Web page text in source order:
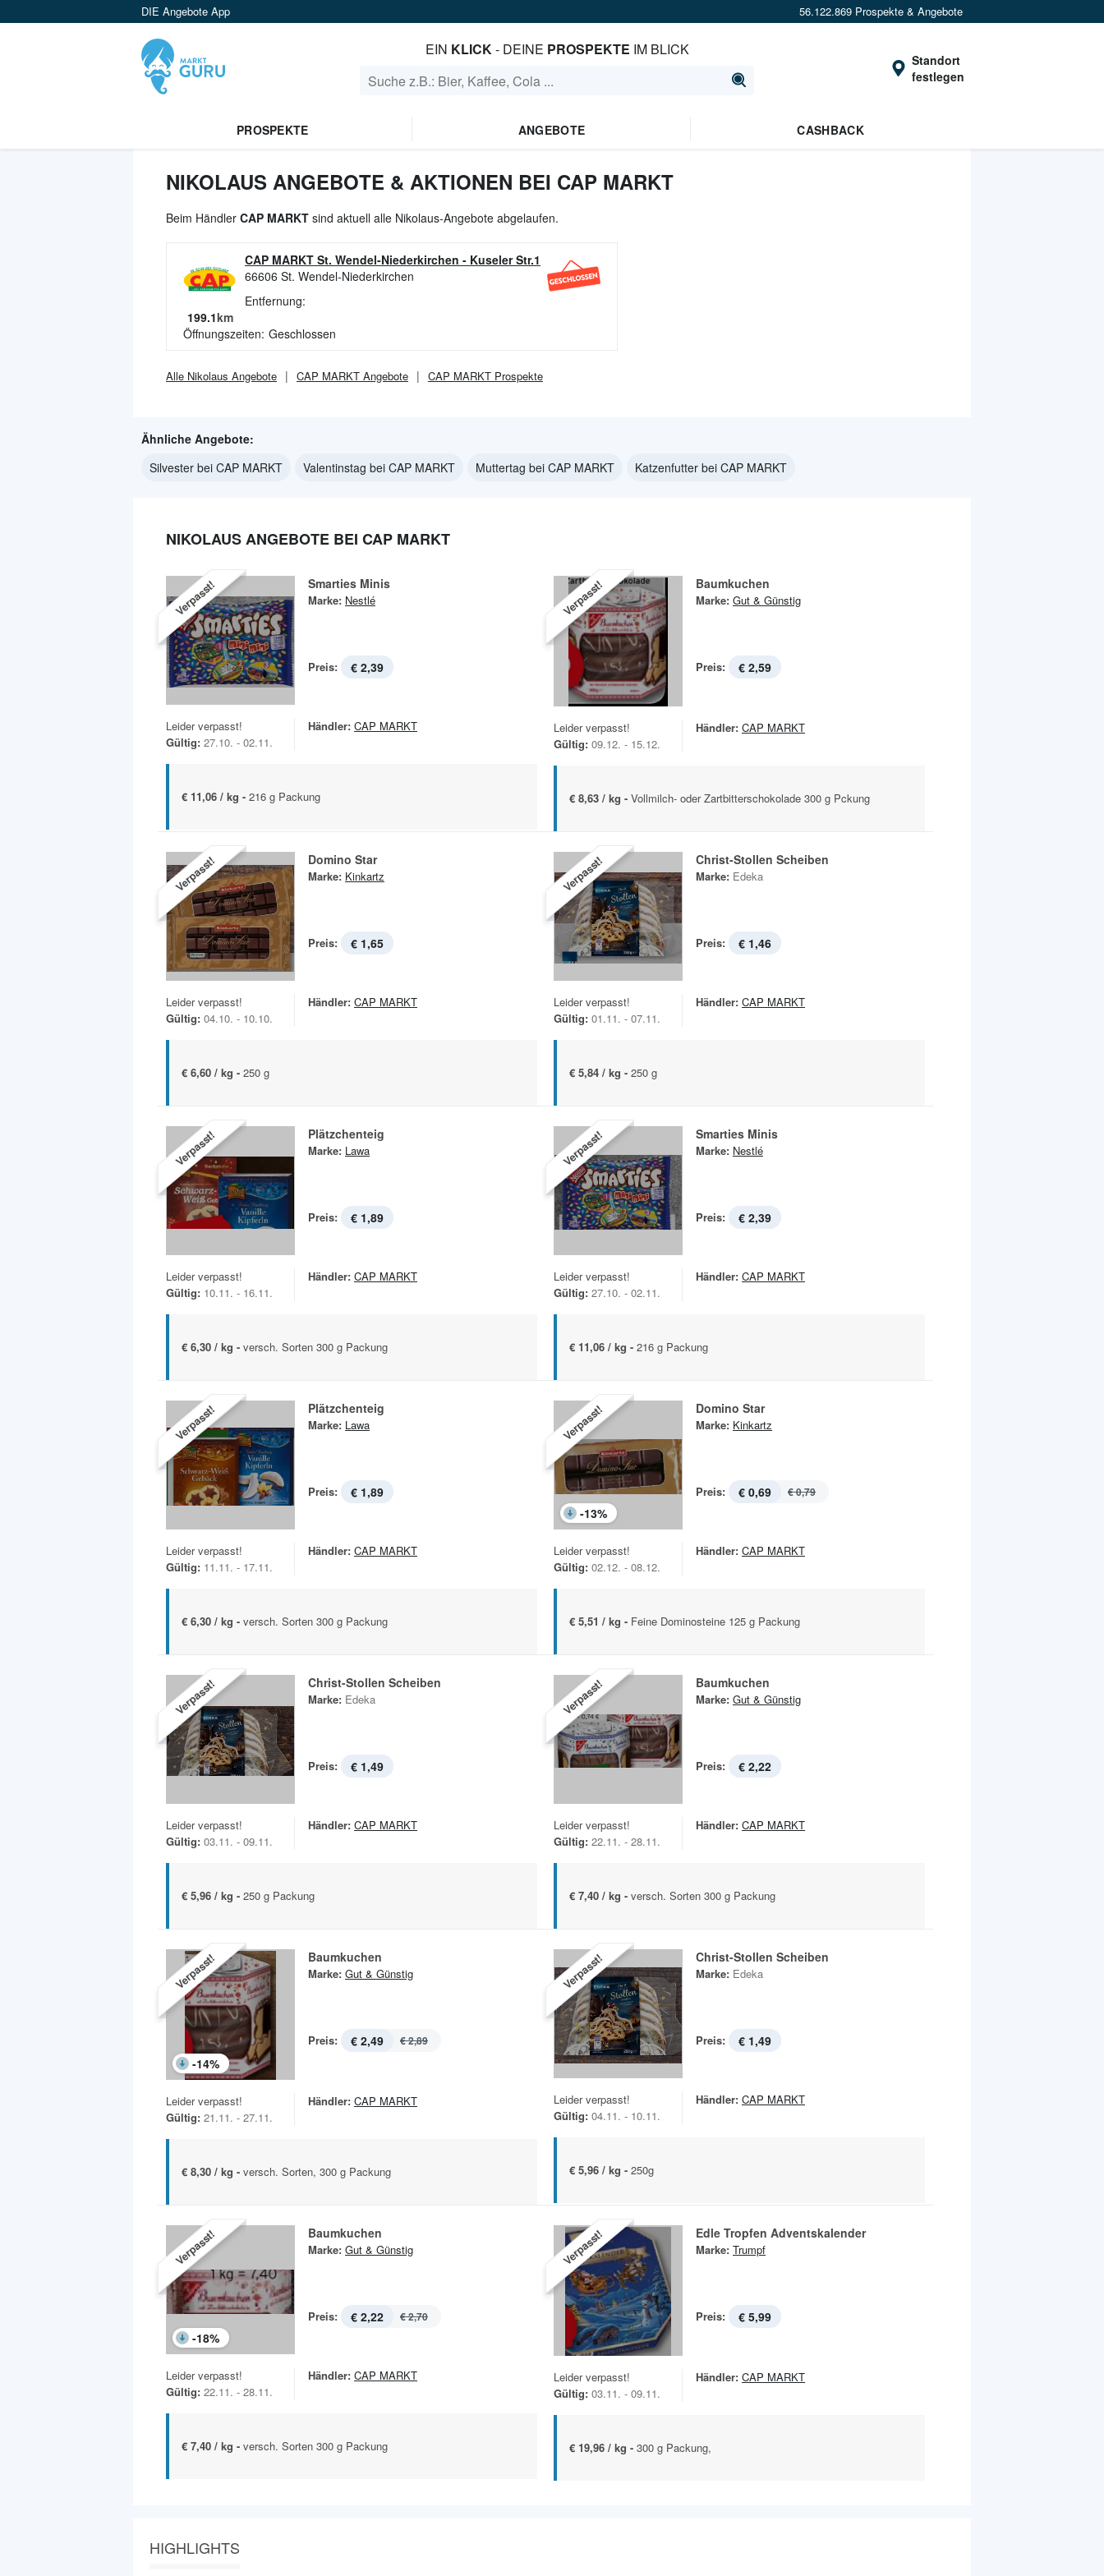
DIE Angebote App 56.122.869 Prospekte & Angebote
EIN KLICK- DEINE PROSPEKTE IM BLICK
Standort
festlegen
PROSPEKTE ANGEBOTE CASHBACK
NIKOLAUS ANGEBOTE & AKTIONEN BEI CAP MARKT
Beim Händler CAP MARKT sind aktuell alle Nikolaus-Angebote abgelaufen.
CAP MARKT St. Wendel-Niederkirchen - Kuseler Str.1
66606 St. Wendel-Niederkirchen
Entfernung:
199.1km
Öffnungszeiten: Geschlossen
Alle Nikolaus Angebote CAP MARKT Angebote CAP MARKT Prospekte
Ähnliche Angebote:
Silvester bei CAP MARKT
Valentinstag bei CAP MARKT Muttertag bei CAP MARKT Katzenfutter bei CAP MARKT
NIKOLAUS ANGEBOTE BEI CAP MARKT
Verpasst! Smarties Minis
Marke: Nestlé
Preis: € 2,39
Leider verpasst!
Gültig: 27.10. - 02.11.
Händler: CAP MARKT
€ 11,06 / kg - 216 g Packung
Verpasst! Baumkuchen
Marke: Gut & Günstig
Preis: € 2,59
Leider verpasst!
Gültig: 09.12. - 15.12.
Händler: CAP MARKT
€ 8,63 / kg - Vollmilch- oder Zartbitterschokolade 300 g Pckung
Verpasst! Domino Star
Marke: Kinkartz
Preis: € 1,65
Leider verpasst!
Gültig: 04.10. - 10.10.
Händler: CAP MARKT
€ 6,60 / kg - 250 g
Verpasst! Christ-Stollen Scheiben
Marke: Edeka
Preis: € 1,46
Leider verpasst!
Gültig: 01.11. - 07.11.
Händler: CAP MARKT
€ 5,84 / kg - 250 g
Verpasst! Plätzchenteig
Marke: Lawa
Preis: € 1,89
Leider verpasst!
Gültig: 10.11. - 16.11.
Händler: CAP MARKT
€ 6,30 / kg - versch. Sorten 300 g Packung
Verpasst! Smarties Minis
Marke: Nestlé
Preis: € 2,39
Leider verpasst!
Gültig: 27.10. - 02.11.
Händler: CAP MARKT
€ 11,06 / kg - 216 g Packung
Verpasst! Plätzchenteig
Marke: Lawa
Preis: € 1,89
Leider verpasst!
Gültig: 11.11. - 17.11.
Händler: CAP MARKT
€ 6,30 / kg - versch. Sorten 300 g Packung
Verpasst!
-13%
Domino Star
Marke: Kinkartz
Preis: € 0,69 € 0,79
Leider verpasst!
Gültig: 02.12. - 08.12.
Händler: CAP MARKT
€ 5,51 / kg - Feine Dominosteine 125 g Packung
Verpasst! Christ-Stollen Scheiben
Marke: Edeka
Preis: € 1,49
Leider verpasst!
Gültig: 03.11. - 09.11.
Händler: CAP MARKT
€ 5,96 / kg - 250 g Packung
Verpasst! Baumkuchen
Marke: Gut & Günstig
Preis: € 2,22
Leider verpasst!
Gültig: 22.11. - 28.11.
Händler: CAP MARKT
€ 7,40 / kg - versch. Sorten 300 g Packung
Verpasst!
-14%
Baumkuchen
Marke: Gut & Günstig
Preis: € 2,49 € 2,89
Leider verpasst!
Gültig: 21.11. - 27.11.
Händler: CAP MARKT
€ 8,30 / kg - versch. Sorten, 300 g Packung
Verpasst! Christ-Stollen Scheiben
Marke: Edeka
Preis: € 1,49
Leider verpasst!
Gültig: 04.11. - 10.11.
Händler: CAP MARKT
€ 5,96 / kg - 250g
Verpasst!
-18%
Baumkuchen
Marke: Gut & Günstig
Preis: € 2,22 € 2,70
Leider verpasst!
Gültig: 22.11. - 28.11.
Händler: CAP MARKT
€ 7,40 / kg - versch. Sorten 300 g Packung
Verpasst! Edle Tropfen Adventskalender
Marke: Trumpf
Preis: € 5,99
Leider verpasst!
Gültig: 03.11. - 09.11.
Händler: CAP MARKT
€ 19,96 / kg - 300 g Packung,
HIGHLIGHTS